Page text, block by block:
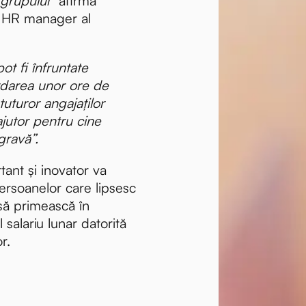
manager al
fi înfruntate
unor ore de
angajaților
pentru cine
și inovator va
care lipsesc
primească în
lunar datorită